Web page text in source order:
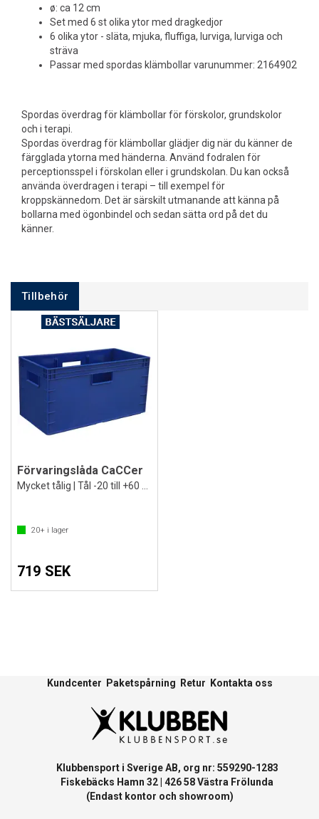
ø: ca 12 cm
Set med 6 st olika ytor med dragkedjor
6 olika ytor - släta, mjuka, fluffiga, lurviga, lurviga och
sträva
Passar med spordas klämbollar varunummer: 2164902
Spordas överdrag för klämbollar för förskolor, grundskolor
och i terapi.
Spordas överdrag för klämbollar glädjer dig när du känner de
färgglada ytorna med händerna. Använd fodralen för
perceptionsspel i förskolan eller i grundskolan. Du kan också
använda överdragen i terapi – till exempel för
kroppskännedom. Det är särskilt utmanande att känna på
bollarna med ögonbindel och sedan sätta ord på det du
känner.
Tillbehör
Förvaringslåda CaCCer
20+ i lager
719 SEK
Kundcenter Paketspårning Retur Kontakta oss
Klubbensport i Sverige AB, org nr: 559290-1283
Fiskebäcks Hamn 32 | 426 58 Västra Frölunda
(Endast kontor och showroom)